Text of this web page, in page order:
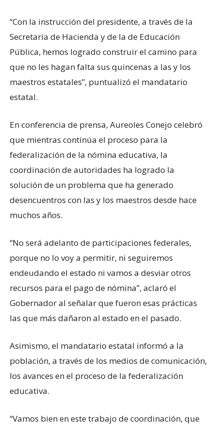
“Con la instrucción del presidente, a través de la
Secretaría de Hacienda y de la de Educación
Pública, hemos logrado construir el camino para
que no les hagan falta sus quincenas a las y los
maestros estatales”, puntualizó el mandatario
estatal.
En conferencia de prensa, Aureoles Conejo celebró
que mientras continúa el proceso para la
federalización de la nómina educativa, la
coordinación de autoridades ha logrado la
solución de un problema que ha generado
desencuentros con las y los maestros desde hace
muchos años.
“No será adelanto de participaciones federales,
porque no lo voy a permitir, ni seguiremos
endeudando el estado ni vamos a desviar otros
recursos para el pago de nómina”, aclaró el
Gobernador al señalar que fueron esas prácticas
las que más dañaron al estado en el pasado.
Asimismo, el mandatario estatal informó a la
población, a través de los medios de comunicación,
los avances en el proceso de la federalización
educativa.
“Vamos bien en este trabajo de coordinación, que